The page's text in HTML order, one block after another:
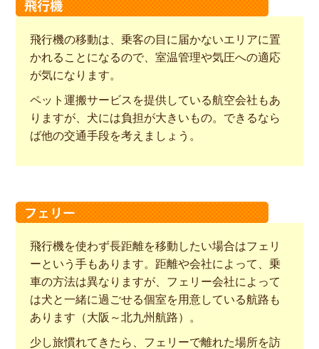
飛行機の移動は、乗客の目に届かないエリアに置
かれることになるので、室温管理や気圧への適応
が気になります。
ペット運搬サービスを提供している航空会社もあ
りますが、犬には負担が大きいもの。できるなら
ば他の交通手段を考えましょう。
飛行機を使わず長距離を移動したい場合はフェリ
ーという手もあります。距離や会社によって、乗
車の方法は異なりますが、フェリー会社によって
は犬と一緒に過ごせる個室を用意している航路も
あります（大阪～北九州航路）。
少し旅慣れてきたら、フェリーで離れた場所を訪